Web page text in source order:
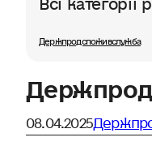
Держпродспоживслужба
08.04.2025